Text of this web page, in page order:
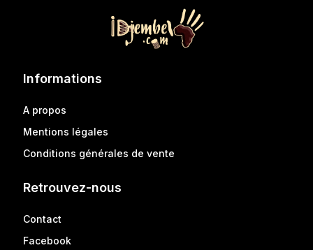
Informations
A propos
Mentions légales
Conditions générales de vente
Retrouvez-nous
Contact
Facebook